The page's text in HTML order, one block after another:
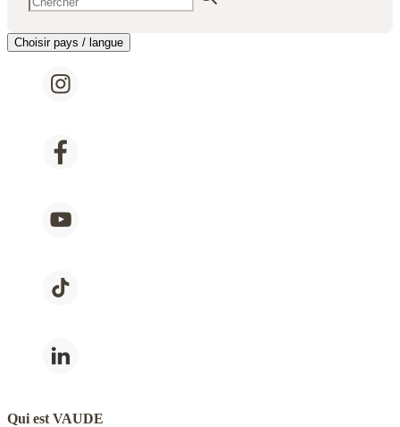
Choisir pays / langue
Qui est VAUDE